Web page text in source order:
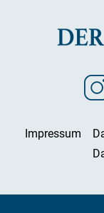
Impressum